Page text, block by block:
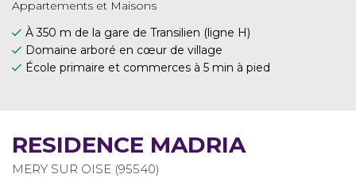
Appartements et Maisons
À 350 m de la gare de Transilien (ligne H)
Domaine arboré en cœur de village
École primaire et commerces à 5 min à pied
RESIDENCE MADRIA
MERY SUR OISE (95540)